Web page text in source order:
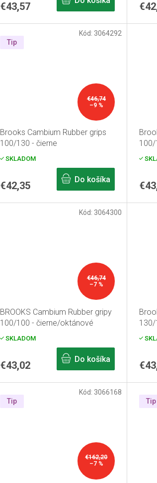
€43,57
Tip
€46,74
–9 %
Brooks Cambium Rubber grips
100/130 - čierne
SKLADOM
€42,35
Do košíka
Kód: 3064292
100/
€46,74
–7 %
BROOKS Cambium Rubber gripy
100/100 - čierne/oktánové
SKLADOM
€43,02
Do košíka
Kód: 3064300
130/
Tip
€162,20
–7 %
Kód: 3066168
Tip